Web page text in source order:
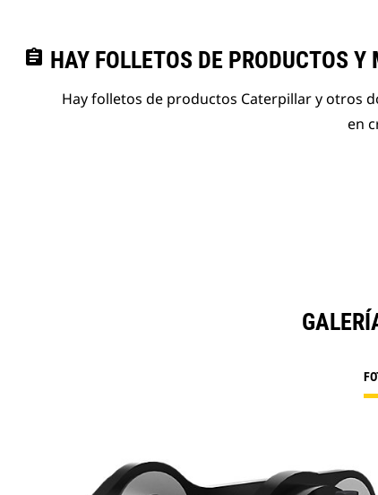
assignment HAY FOLLETOS DE PRODUCTOS
Hay folletos de productos Caterpillar y otros
en